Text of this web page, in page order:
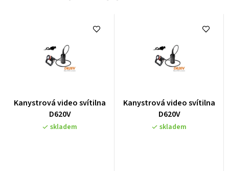
Průměrné
hodnocení
produktu
Kanystrová video svítilna
D620V
skladem
Průměrné
hodnocení
produktu
Kanystrová video svítilna
D620V
skladem